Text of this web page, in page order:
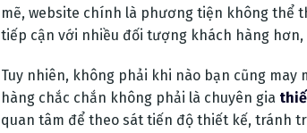
mẽ, website chính là phương tiện không thể
tiếp cận với nhiều đối tượng khách hàng
Tuy nhiên, không phải khi nào bạn cũng may
hàng chắc chắn không phải là chuyên gia
quan tâm để theo sát tiến độ thiết kế, tránh